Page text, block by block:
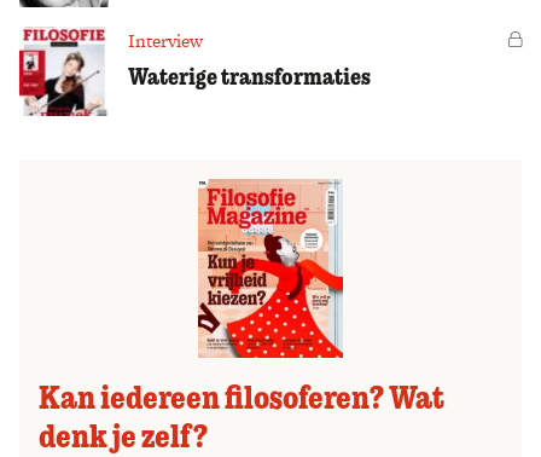
Interview
Waterige transformaties
Kan iedereen filosoferen? Wat
denk je zelf?